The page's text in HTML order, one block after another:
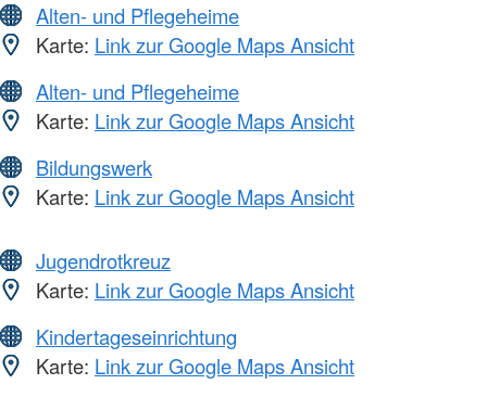
Alten- und Pflegeheime
Karte: Link zur Google Maps Ansicht
Alten- und Pflegeheime
Karte: Link zur Google Maps Ansicht
Bildungswerk
Karte: Link zur Google Maps Ansicht
Jugendrotkreuz
Karte: Link zur Google Maps Ansicht
Kindertageseinrichtung
Karte: Link zur Google Maps Ansicht